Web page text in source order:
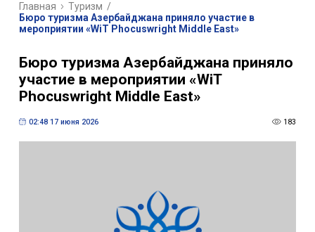
Главная Туризм /
Бюро туризма Азербайджана приняло участие в
мероприятии «WiT Phocuswright Middle East»
Бюро туризма Азербайджана приняло
участие в мероприятии «WiT
Phocuswright Middle East»
02:48 17 июня 2026 183